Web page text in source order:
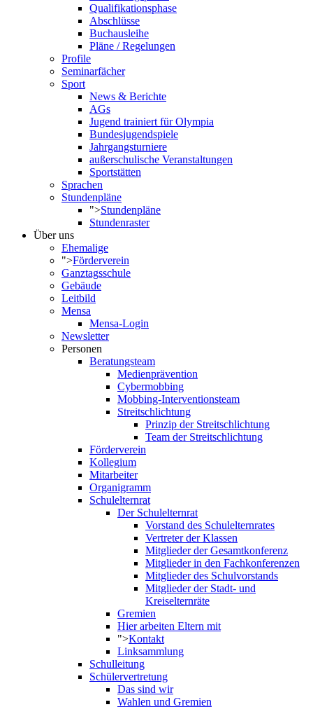
Qualifikationsphase
Abschlüsse
Buchausleihe
Pläne / Regelungen
Profile
Seminarfächer
Sport
News & Berichte
AGs
Jugend trainiert für Olympia
Bundesjugendspiele
Jahrgangsturniere
außerschulische Veranstaltungen
Sportstätten
Sprachen
Stundenpläne
">Stundenpläne
Stundenraster
Über uns
Ehemalige
">Förderverein
Ganztagsschule
Gebäude
Leitbild
Mensa
Mensa-Login
Newsletter
Personen
Beratungsteam
Medienprävention
Cybermobbing
Mobbing-Interventionsteam
Streitschlichtung
Prinzip der Streitschlichtung
Team der Streitschlichtung
Förderverein
Kollegium
Mitarbeiter
Organigramm
Schulelternrat
Der Schulelternrat
Vorstand des Schulelternrates
Vertreter der Klassen
Mitglieder der Gesamtkonferenz
Mitglieder in den Fachkonferenzen
Mitglieder des Schulvorstands
Mitglieder der Stadt- und
Kreiselternräte
Gremien
Hier arbeiten Eltern mit
">Kontakt
Linksammlung
Schulleitung
Schülervertretung
Das sind wir
Wahlen und Gremien